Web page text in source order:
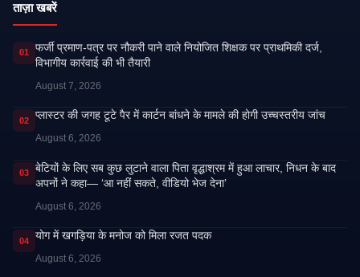
ताज़ा खबरें
01
फर्जी प्रमाण-पत्र पर नौकरी पाने वाले नियोजित शिक्षक पर प्राथमिकी दर्ज,
विभागीय कार्रवाई की भी तैयारी
August 7, 2026
02 प्लास्टर की जगह टूटे पैर में कार्टन बांधने के मामले की होगी उच्चस्तरीय जांच
August 6, 2026
03
बेटियों के लिए सब कुछ लुटाने वाला पिता वृद्धाश्रम में हुआ लाचार, निधन के बाद
अपनों ने कहा— ‘आ नहीं सकते, वीडियो भेज देना’
August 6, 2026
04 ​योग में खगड़िया के मनोज को मिला रजत पदक
August 6, 2026